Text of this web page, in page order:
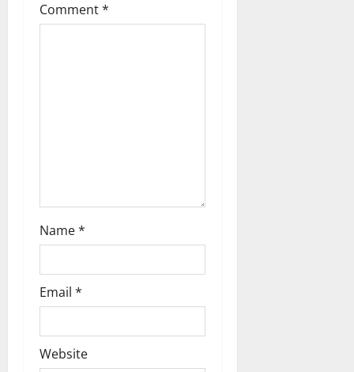
t
Comment*
Name*
Email *
Website